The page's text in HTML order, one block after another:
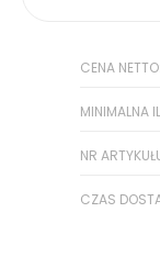
CENA
MINIMALNA
NR
CZAS